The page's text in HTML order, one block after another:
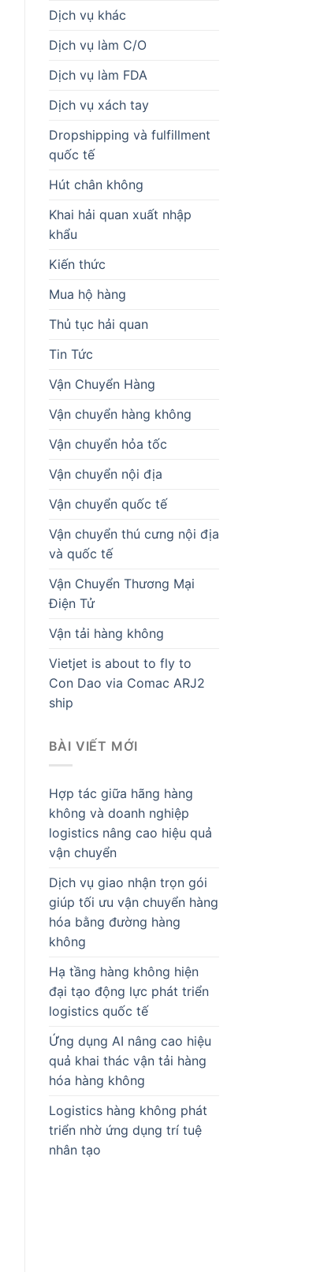
Dịch vụ khác
Dịch vụ làm C/O
Dịch vụ làm FDA
Dịch vụ xách tay
Dropshipping và fulfillment
quốc tế
Hút chân không
Khai hải quan xuất nhập
khẩu
Kiến thức
Mua hộ hàng
Thủ tục hải quan
Tin Tức
Vận Chuyển Hàng
Vận chuyển hàng không
Vận chuyển hỏa tốc
Vận chuyển nội địa
Vận chuyển quốc tế
Vận chuyển thú cưng nội địa
và quốc tế
Vận Chuyển Thương Mại
Điện Tử
Vận tải hàng không
Vietjet is about to fly to
Con Dao via Comac ARJ2
ship
BÀI VIẾT MỚI
Hợp tác giữa hãng hàng
không và doanh nghiệp
logistics nâng cao hiệu quả
vận chuyển
Dịch vụ giao nhận trọn gói
giúp tối ưu vận chuyển hàng
hóa bằng đường hàng
không
Hạ tầng hàng không hiện
đại tạo động lực phát triển
logistics quốc tế
Ứng dụng AI nâng cao hiệu
quả khai thác vận tải hàng
hóa hàng không
Logistics hàng không phát
triển nhờ ứng dụng trí tuệ
nhân tạo